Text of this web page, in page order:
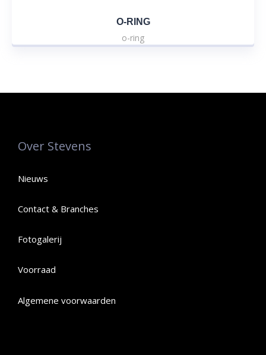
O-RING
o-ring
Over Stevens
Nieuws
Contact & Branches
Fotogalerij
Voorraad
Algemene voorwaarden